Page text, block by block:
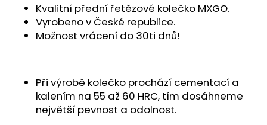
Kvalitní přední řetězové kolečko MXGO.
Vyrobeno v České republice.
Možnost vrácení do 30ti dnů!
Při výrobě kolečko prochází cementací a
kalením na 55 až 60 HRC, tím dosáhneme
největší pevnost a odolnost.